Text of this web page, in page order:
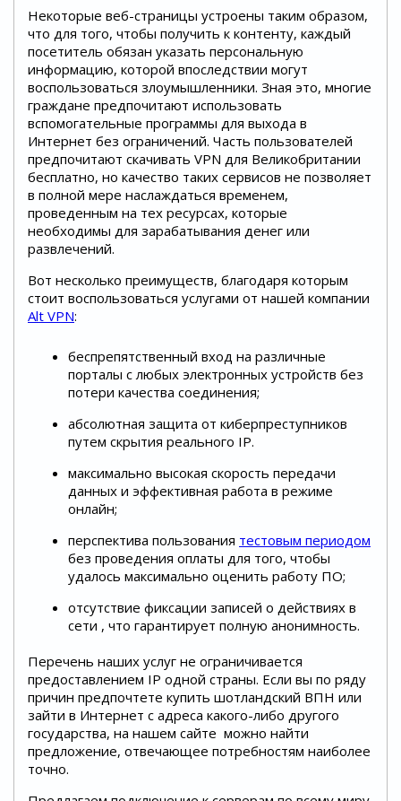
Некоторые веб-страницы устроены таким образом,
что для того, чтобы получить к контенту, каждый
посетитель обязан указать персональную
информацию, которой впоследствии могут
воспользоваться злоумышленники. Зная это, многие
граждане предпочитают использовать
вспомогательные программы для выхода в
Интернет без ограничений. Часть пользователей
предпочитают скачивать VPN для Великобритании
бесплатно, но качество таких сервисов не позволяет
в полной мере наслаждаться временем,
проведенным на тех ресурсах, которые
необходимы для зарабатывания денег или
развлечений.
Вот несколько преимуществ, благодаря которым
стоит воспользоваться услугами от нашей компании
Alt VPN:
беспрепятственный вход на различные
порталы с любых электронных устройств без
потери качества соединения;
абсолютная защита от киберпреступников
путем скрытия реального IP.
максимально высокая скорость передачи
данных и эффективная работа в режиме
онлайн;
перспектива пользования тестовым периодом
без проведения оплаты для того, чтобы
удалось максимально оценить работу ПО;
отсутствие фиксации записей о действиях в
сети , что гарантирует полную анонимность.
Перечень наших услуг не ограничивается
предоставлением IP одной страны. Если вы по ряду
причин предпочтете купить шотландский ВПН или
зайти в Интернет с адреса какого-либо другого
государства, на нашем сайте можно найти
предложение, отвечающее потребностям наиболее
точно.